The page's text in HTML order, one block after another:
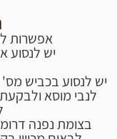
אפשרות
יש לנסוע
בצומת נפנה